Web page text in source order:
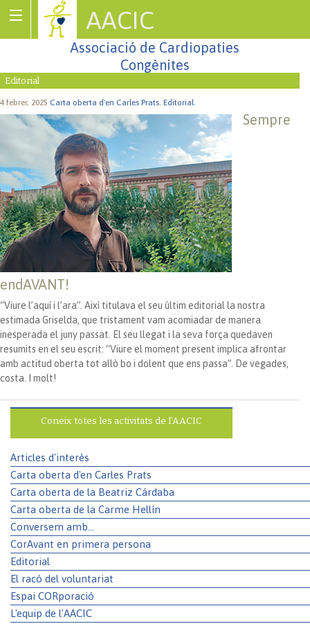
AACIC
Associació de Cardiopaties
Congènites
Editorial
4 febrer, 2025 Carta oberta d'en Carles Prats. Editorial.
Sempre
endAVANT!
“Viure l’aquí i l’ara”. Així titulava el seu últim editorial la nostra
estimada Griselda, que tristament vam acomiadar de manera
inesperada el juny passat. El seu llegat i la seva força quedaven
resumits en el seu escrit: “Viure el moment present implica afrontar
amb actitud oberta tot allò bo i dolent que ens passa”. De vegades,
costa. I molt!
Coneix totes les activitats de l’AACIC
Articles d'interès
Carta oberta d'en Carles Prats
Carta oberta de la Beatriz Cárdaba
Carta oberta de la Carme Hellín
Conversem amb...
CorAvant en primera persona
Editorial
El racó del voluntariat
Espai CORporació
L'equip de l'AACIC